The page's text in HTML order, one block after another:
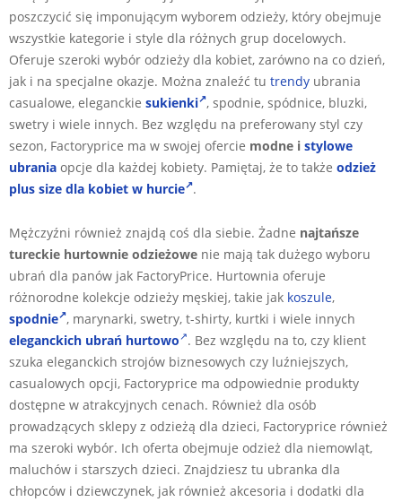
poszczycić się imponującym wyborem odzieży, który obejmuje
wszystkie kategorie i style dla różnych grup docelowych.
Oferuje szeroki wybór odzieży dla kobiet, zarówno na co dzień,
jak i na specjalne okazje. Można znaleźć tu trendy ubrania
casualowe, eleganckie sukienki , spodnie, spódnice, bluzki,
swetry i wiele innych. Bez względu na preferowany styl czy
sezon, Factoryprice ma w swojej ofercie modne i stylowe
ubrania opcje dla każdej kobiety. Pamiętaj, że to także odzież
plus size dla kobiet w hurcie .
Mężczyźni również znajdą coś dla siebie. Żadne najtańsze
tureckie hurtownie odzieżowe nie mają tak dużego wyboru
ubrań dla panów jak FactoryPrice. Hurtownia oferuje
różnorodne kolekcje odzieży męskiej, takie jak koszule,
spodnie , marynarki, swetry, t-shirty, kurtki i wiele innych
eleganckich ubrań hurtowo . Bez względu na to, czy klient
szuka eleganckich strojów biznesowych czy luźniejszych,
casualowych opcji, Factoryprice ma odpowiednie produkty
dostępne w atrakcyjnych cenach. Również dla osób
prowadzących sklepy z odzieżą dla dzieci, Factoryprice również
ma szeroki wybór. Ich oferta obejmuje odzież dla niemowląt,
maluchów i starszych dzieci. Znajdziesz tu ubranka dla
chłopców i dziewczynek, jak również akcesoria i dodatki dla